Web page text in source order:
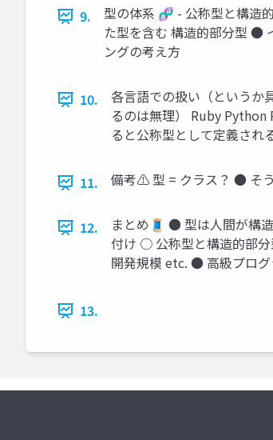
9.
型の体系 🧬 - 公称型と構造
た型を含む 構造的部分型 ●
ングの考え方
10.
各言語での扱い（というか
るのは無理） Ruby
ると公称型として定義され
11. 備考⚠ 型 = クラス？ ● そ
12.
まとめ🧵 ● 型は人間が構
付け ○ 公称型と構造的部
開発規模 etc. ● 高級プロ
13.